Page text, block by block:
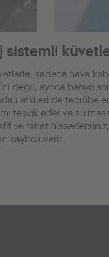
sistemli
sadece hava
değil, ayrıca banyo
etkileri de tecrübe
teşvik eder ve su
ve rahat hissedersiniz,
kayboluverir.